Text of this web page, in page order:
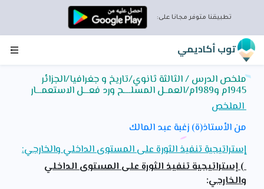
تطبيقنا متوفر مجانا على:
توب أكاديمي
ملخص الدرس / الثالثة ثانوي/تاريخ و جغرافيا/الجزائر
1945م و1989م/العمــل المسلــــح ورد فعـــل الاستعمـــار
الملخص
من الأستاذ(ة) زغبة عبد المالك
إستراتيجية تنفيذ الثورة على المستوى الداخلي والخارجي:
) إستراتيجية تنفيذ الثورة على المستوى الداخلي
والخارجي: